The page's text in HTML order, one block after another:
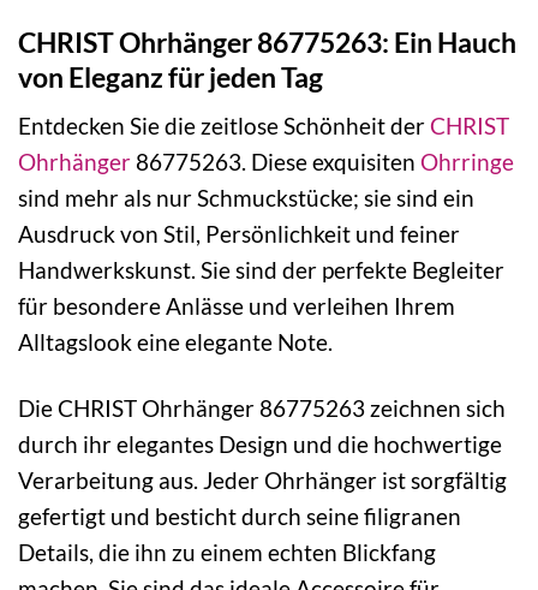
CHRIST Ohrhänger 86775263: Ein Hauch
von Eleganz für jeden Tag
Entdecken Sie die zeitlose Schönheit derCHRIST
Ohrhänger 86775263. Diese exquisiten Ohrringe
sind mehr als nur Schmuckstücke; sie sind ein
Ausdruck von Stil, Persönlichkeit und feiner
Handwerkskunst. Sie sind der perfekte Begleiter
für besondere Anlässe und verleihen Ihrem
Alltagslook eine elegante Note.
Die CHRIST Ohrhänger 86775263 zeichnen sich
durch ihr elegantes Design und die hochwertige
Verarbeitung aus. Jeder Ohrhänger ist sorgfältig
gefertigt und besticht durch seine filigranen
Details, die ihn zu einem echten Blickfang